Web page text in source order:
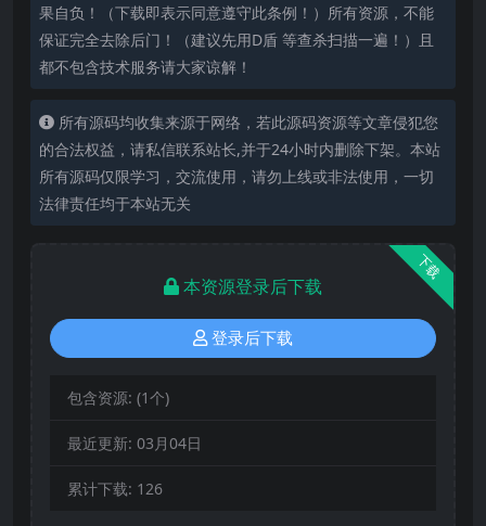
果自负！（下载即表示同意遵守此条例！）所有资源，不能
保证完全去除后门！（建议先用D盾 等查杀扫描一遍！）且
都不包含技术服务请大家谅解！
所有源码均收集来源于网络，若此源码资源等文章侵犯您
的合法权益，请私信联系站长,并于24小时内删除下架。本站
所有源码仅限学习，交流使用，请勿上线或非法使用，一切
法律责任均于本站无关
下载
本资源登录后下载
登录后下载
包含资源: (1个)
最近更新: 03月04日
累计下载: 126